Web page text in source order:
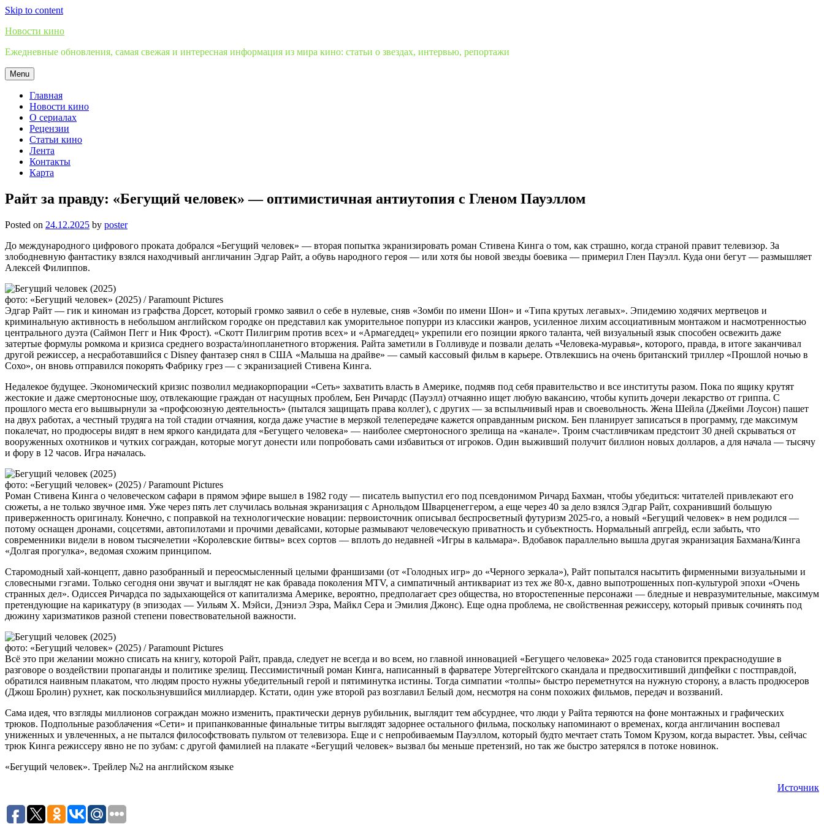
Skip to content
Новости кино
Ежедневные обновления, самая свежая и интересная информация из мира кино: статьи о звездах, интервью, репортажи
Menu
Главная
Новости кино
О сериалах
Рецензии
Статьи кино
Лента
Контакты
Карта
Райт за правду: «Бегущий человек» — оптимистичная антиутопия с Гленом Пауэллом
Posted on 24.12.2025 by poster
До международного цифрового проката добрался «Бегущий человек» — вторая попытка экранизировать роман Стивена Кинга о том, как страшно, когда страной правит телевизор. За
злободневную фантастику взялся находчивый англичанин Эдгар Райт, а обувь народного героя — или хотя бы новой звезды боевика — примерил Глен Пауэлл. Куда они бегут — размышляет
Алексей Филиппов.
фото: «Бегущий человек» (2025) / Paramount Pictures
Эдгар Райт — гик и киноман из графства Дорсет, который громко заявил о себе в нулевые, сняв «Зомби по имени Шон» и «Типа крутых легавых». Эпидемию ходячих мертвецов и
криминальную активность в небольшом английском городке он представил как уморительное попурри из классики жанров, усиленное лихим ассоциативным монтажом и насмотренностью
центрального дуэта (Саймон Пегг и Ник Фрост). «Скотт Пилигрим против всех» и «Армагеддец» укрепили его позиции яркого таланта, чей визуальный язык способен освежить даже
затертые формулы ромкома и кризиса среднего возраста/инопланетного вторжения. Райта заметили в Голливуде и позвали делать «Человека-муравья», которого, правда, в итоге заканчивал
другой режиссер, а несработавшийся с Disney фантазер снял в США «Малыша на драйве» — самый кассовый фильм в карьере. Отвлекшись на очень британский триллер «Прошлой ночью в
Сохо», он вновь отправился покорять Фабрику грез — с экранизацией Стивена Кинга.
Недалекое будущее. Экономический кризис позволил медиакорпорации «Сеть» захватить власть в Америке, подмяв под себя правительство и все институты разом. Пока по ящику крутят
жестокие и даже смертоносные шоу, отвлекающие граждан от насущных проблем, Бен Ричардс (Пауэлл) отчаянно ищет любую вакансию, чтобы купить дочери лекарство от гриппа. С
прошлого места его вышвырнули за «профсоюзную деятельность» (пытался защищать права коллег), с других — за вспыльчивый нрав и своевольность. Жена Шейла (Джейми Лоусон) пашет
на двух работах, а честный трудяга на той стадии отчаяния, когда даже участие в мерзкой телепередаче кажется оправданным риском. Бен планирует записаться в программу, где максимум
покалечат, но продюсеры видят в нем яркого кандидата для «Бегущего человека» — наиболее смертоносного зрелища на «канале». Троим счастливчикам предстоит 30 дней скрываться от
вооруженных охотников и чутких сограждан, которые могут донести или попробовать сами избавиться от игроков. Один выживший получит биллион новых долларов, а для начала — тысячу
и фору в 12 часов. Игра началась.
фото: «Бегущий человек» (2025) / Paramount Pictures
Роман Стивена Кинга о человеческом сафари в прямом эфире вышел в 1982 году — писатель выпустил его под псевдонимом Ричард Бахман, чтобы убедиться: читателей привлекают его
сюжеты, а не только звучное имя. Уже через пять лет случилась вольная экранизация с Арнольдом Шварценеггером, а еще через 40 за дело взялся Эдгар Райт, сохранивший большую
приверженность оригиналу. Конечно, с поправкой на технологические новации: первоисточник описывал беспросветный футуризм 2025-го, а новый «Бегущий человек» в нем родился —
потому оснащен дронами, соцсетями, автопилотами и прочими девайсами, которые размывают человеческую приватность и субъектность. Нормальный апгрейд, если забыть, что
современники видели в новом тысячелетии «Королевские битвы» всех сортов — вплоть до недавней «Игры в кальмара». Вдобавок параллельно вышла другая экранизация Бахмана/Кинга
«Долгая прогулка», ведомая схожим принципом.
Старомодный хай-концепт, давно разобранный и переосмысленный целыми франшизами (от «Голодных игр» до «Черного зеркала»), Райт попытался насытить фирменными визуальными и
словесными гэгами. Только сегодня они звучат и выглядят не как бравада поколения MTV, а симпатичный антиквариат из тех же 80-х, давно выпотрошенных поп-культурой эпохи «Очень
странных дел». Одиссея Ричардса по задыхающейся от капитализма Америке, вероятно, предполагает срез общества, но второстепенные персонажи — бледные и невразумительные, максимум
претендующие на карикатуру (в эпизодах — Уильям Х. Мэйси, Дэниэл Эзра, Майкл Сера и Эмилия Джонс). Еще одна проблема, не свойственная режиссеру, который привык сочинять под
дюжину харизматиков разной степени повествовательной важности.
фото: «Бегущий человек» (2025) / Paramount Pictures
Всё это при желании можно списать на книгу, которой Райт, правда, следует не всегда и во всем, но главной инновацией «Бегущего человека» 2025 года становится прекраснодушие в
разговоре о воздействии пропаганды и политике зрелищ. Пессимистичный роман Кинга, написанный в фарватере Уотергейтского скандала и предвосхитивший дипфейки с постправдой,
обратился наивным плакатом, что людям просто нужны убедительный герой и пятиминутка истины. Тогда симпатии «толпы» быстро переметнутся на нужную сторону, а власть продюсеров
(Джош Бролин) рухнет, как поскользнувшийся миллиардер. Кстати, один уже второй раз возглавил Белый дом, несмотря на сонм похожих фильмов, передач и воззваний.
Сама идея, что взгляды миллионов сограждан можно изменить, практически дернув рубильник, выглядит тем абсурднее, что люди у Райта теряются на фоне монтажных и графических
трюков. Подпольные разоблачения «Сети» и припанкованные финальные титры выглядят задорнее остального фильма, поскольку напоминают о временах, когда англичанин воспевал
униженных и увлеченных, а не пытался философствовать пультом от телевизора. Еще и с непробиваемым Пауэллом, который будто мечтает стать Томом Крузом, когда вырастет. Увы, сейчас
трюк Кинга режиссеру явно не по зубам: с другой фамилией на плакате «Бегущий человек» вызвал бы меньше претензий, но так же быстро затерялся в потоке новинок.
«Бегущий человек». Трейлер №2 на английском языке
Источник